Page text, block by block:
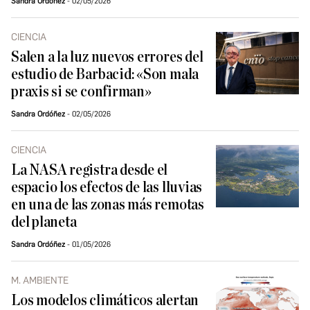
CIENCIA
Salen a la luz nuevos errores del
estudio de Barbacid: «Son mala
praxis si se confirman»
Sandra Ordóñez 02/05/2026
CIENCIA
La NASA registra desde el
espacio los efectos de las lluvias
en una de las zonas más remotas
del planeta
Sandra Ordóñez 01/05/2026
M. AMBIENTE
Los modelos climáticos alertan